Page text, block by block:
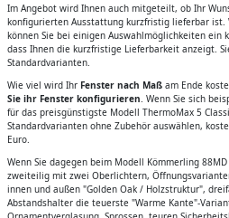
Im Angebot wird Ihnen auch mitgeteilt, ob Ihr
konfigurierten Ausstattung kurzfristig lieferbar ist.
können Sie bei einigen Auswahlmöglichkeiten ein
dass Ihnen die kurzfristige Lieferbarkeit anzeigt.
Standardvarianten.
Wie viel wird Ihr Fenster nach Maßam Ende
Sie ihr Fenster konfigurieren. Wenn Sie sich
für das preisgünstigste Modell ThermoMax 5
Standardvarianten ohne Zubehör auswählen,
Euro.
Wenn Sie dagegen beim Modell Kömmerling
zweiteilig mit zwei Oberlichtern,
innen und außen "Golden Oak / Holzstruktur",
Abstandshalter die teuerste "Warme Kante"-